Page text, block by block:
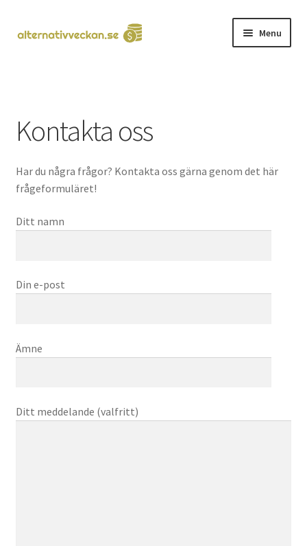
to
to
Menu
Kontakta oss
Har du några frågor? Kontakta oss gärna genom det här
frågeformuläret!
Ditt namn
Din e-post
Ämne
Ditt meddelande (valfritt)